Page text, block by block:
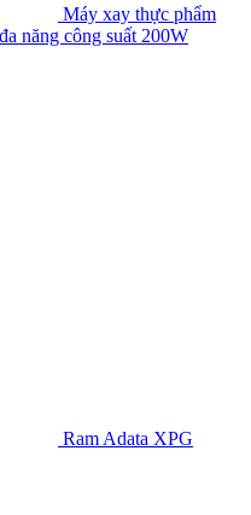
Máy xay thực phẩm
năng công suất 200W
Ram Adata XPG